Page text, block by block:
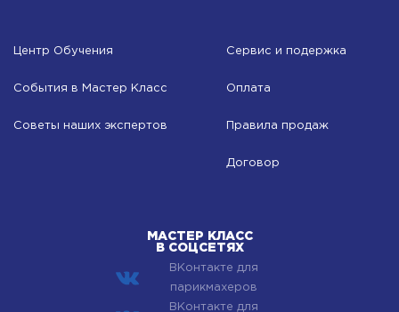
Центр Обучения
События в Мастер Класс
Советы наших экспертов
Сервис и подержка
Оплата
Правила продаж
Договор
МАСТЕР КЛАСС
В СОЦСЕТЯХ
ВКонтакте для
парикмахеров
ВКонтакте для